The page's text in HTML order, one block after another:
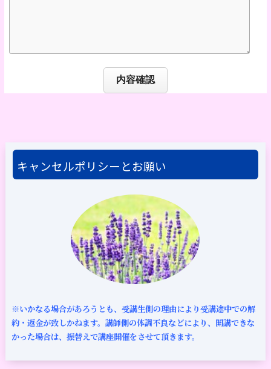
内容確認
キャンセルポリシーとお願い
※いかなる場合があろうとも、受講生側の理由により受講途中での解
約・返金が致しかねます。講師側の体調不良などにより、開講できな
かった場合は、振替えで講座開催をさせて頂きます。